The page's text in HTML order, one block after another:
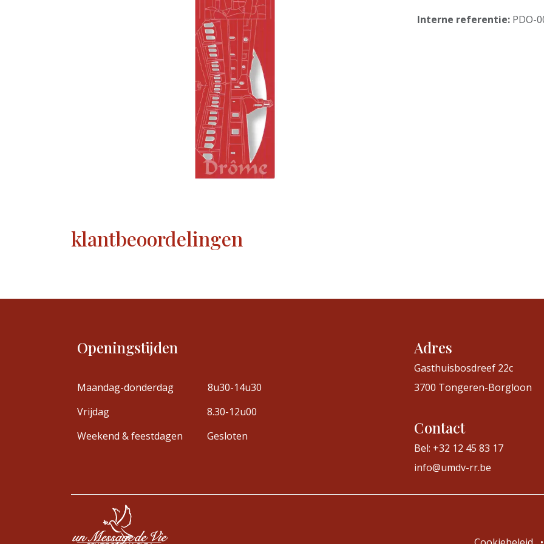
Interne referentie: PDO-
klantbeoordelingen
Openingstijden
Maandag-donderdag
8u30-14u30
Vrijdag
8.30-12u00
Weekend & feestdagen
Gesloten
Adres
Gasthuisbosdreef 22c
3700 Tongeren-Borgloon
Contact
Bel: +32 12 45 83 17
info@umdv-rr.be